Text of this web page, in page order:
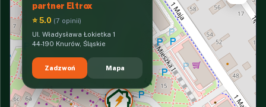
partner Eltrox
⭐ 5.0 (7 opinii)
Ul. Władysława Łokietka 1
44-190 Knurów, Śląskie
Zadzwoń Mapa